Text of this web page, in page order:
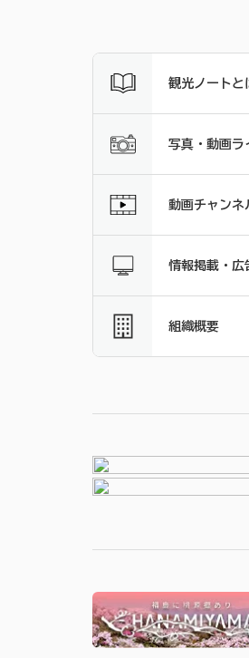
観光ノートと
写真・動画ラ
動画チャンネ
情報掲載・広
組織概要